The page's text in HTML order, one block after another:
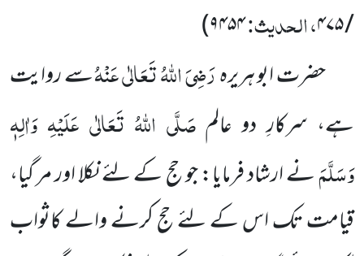
/ ۴۷۵
، الحدیث:۹۴۵۴)
حضرت ابو ہریرہرَضِیَ اللہُ تَعَالٰی عَنْہُسے روایت
ہے، سرکارِ دو عالمصَلَّی اللہُ تَعَالٰی عَلَیْہِ وَاٰلِہٖ
وَسَلَّمَنے ارشاد فرمایا:جو حج کے لئے نکلا اور مر گیا،
قیامت تک اس کے لئے حج کرنے والے کاثواب